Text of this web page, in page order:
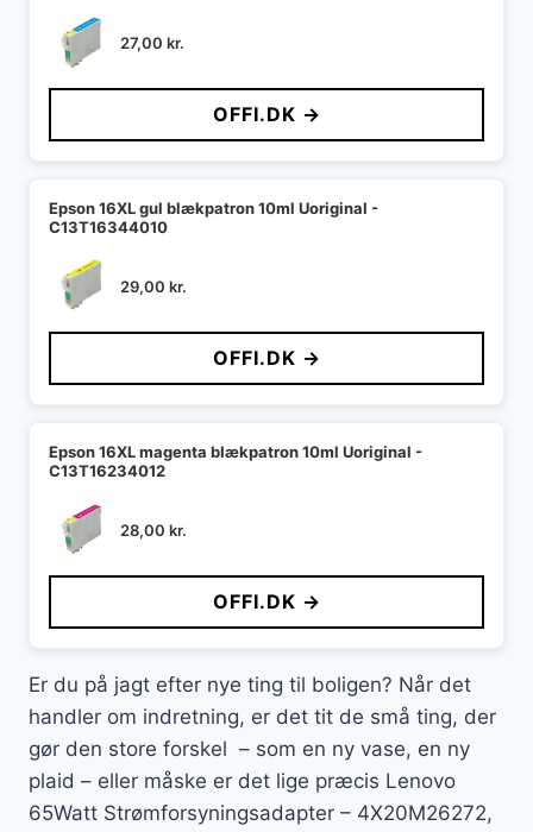
27,00 kr.
OFFI.DK →
Epson 16XL gul blækpatron 10ml Uoriginal -
C13T16344010
29,00 kr.
OFFI.DK →
Epson 16XL magenta blækpatron 10ml Uoriginal -
C13T16234012
28,00 kr.
OFFI.DK →
Er du på jagt efter nye ting til boligen? Når det
handler om indretning, er det tit de små ting, der
gør den store forskel – som en ny vase, en ny
plaid – eller måske er det lige præcis Lenovo
65Watt Strømforsyningsadapter – 4X20M26272,